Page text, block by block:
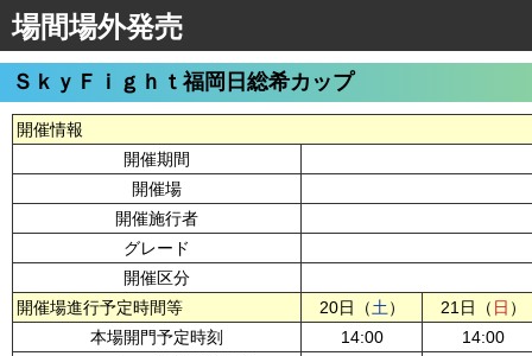
場間場外発売
ＳｋｙＦｉｇｈｔ福岡日総希カップ
開催情報
開催期間
開催場
開催施行者
グレード
開催区分
開催場進行予定時間等
20日（土） 21日（ 日 ）
本場開門予定時刻
14:00
14:00